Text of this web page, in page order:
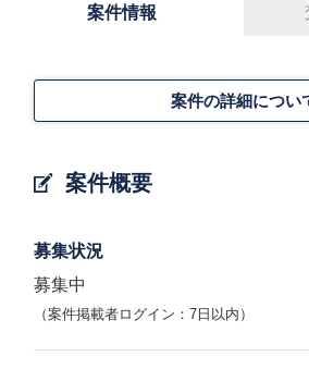
案件情報
案件概要
案件の詳細につい
募集状況
募集中
（案件掲載者ログイン：7日以内）